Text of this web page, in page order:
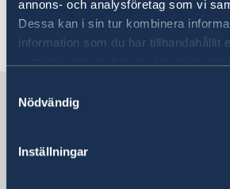
annons- och analysföretag som vi
Dessa kan i sin tur kombinera
information som du har tillhandahållit
Nödvändig
Inställningar
Senast uppdaterad 15 aug. 2025,
Sverige i Armenien
Sveriges ambassad